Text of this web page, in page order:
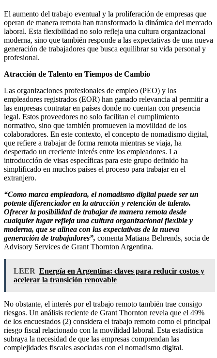
El aumento del trabajo eventual y la proliferación de empresas que
operan de manera remota han transformado la dinámica del mercado
laboral. Esta flexibilidad no solo refleja una cultura organizacional
moderna, sino que también responde a las expectativas de una nueva
generación de trabajadores que busca equilibrar su vida personal y
profesional.
Atracción de Talento en Tiempos de Cambio
Las organizaciones profesionales de empleo (PEO) y los
empleadores registrados (EOR) han ganado relevancia al permitir a
las empresas contratar en países donde no cuentan con presencia
legal. Estos proveedores no solo facilitan el cumplimiento
normativo, sino que también promueven la movilidad de los
colaboradores. En este contexto, el concepto de nomadismo digital,
que refiere a trabajar de forma remota mientras se viaja, ha
despertado un creciente interés entre los empleadores. La
introducción de visas específicas para este grupo definido ha
simplificado en muchos países el proceso para trabajar en el
extranjero.
“Como marca empleadora, el nomadismo digital puede ser un
potente diferenciador en la atracción y retención de talento.
Ofrecer la posibilidad de trabajar de manera remota desde
cualquier lugar refleja una cultura organizacional flexible y
moderna, que se alinea con las expectativas de la nueva
generación de trabajadores”, comenta Matiana Behrends, socia de
Advisory Services de Grant Thornton Argentina.
LEER Energía en Argentina: claves para reducir costos y
acelerar la transición renovable
No obstante, el interés por el trabajo remoto también trae consigo
riesgos. Un análisis reciente de Grant Thornton revela que el 49%
de los encuestados (2) considera el trabajo remoto como el principal
riesgo fiscal relacionado con la movilidad laboral. Esta estadística
subraya la necesidad de que las empresas comprendan las
complejidades fiscales asociadas con el nomadismo digital.